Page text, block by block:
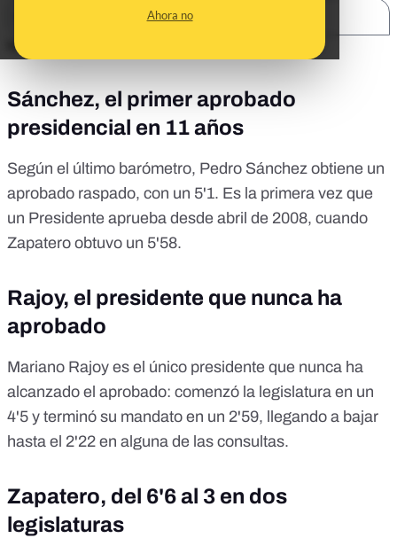
Ahora no
https://public.flourish.studio/visualisation/484684/
Sánchez, el primer aprobado
presidencial en 11 años
Según el último barómetro, Pedro Sánchez obtiene un
aprobado raspado, con un 5'1. Es la primera vez que
un Presidente aprueba desde abril de 2008, cuando
Zapatero obtuvo un 5'58.
Rajoy, el presidente que nunca ha
aprobado
Mariano Rajoy es el único presidente que nunca ha
alcanzado el aprobado: comenzó la legislatura en un
4'5 y terminó su mandato en un 2'59, llegando a bajar
hasta el 2'22 en alguna de las consultas.
Zapatero, del 6'6 al 3 en dos
legislaturas